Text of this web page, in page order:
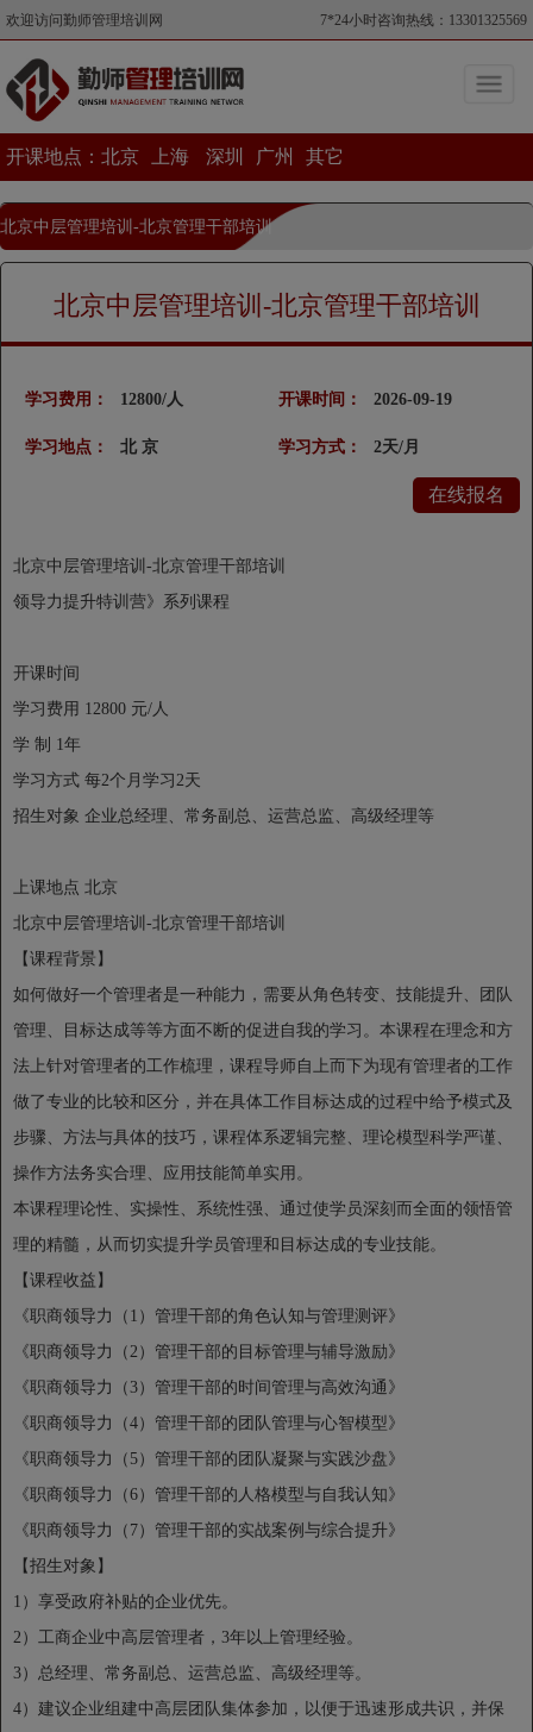
欢迎访问勤师管理培训网 7*24小时咨询热线：13301325569
开课地点： 北京 上海 深圳 广州 其它
北京中层管理培训-北京管理干部培训
北京中层管理培训-北京管理干部培训
学习费用： 12800/人
学习地点： 北 京
开课时间： 2026-09-19
学习方式： 2天/月
在线报名
北京中层管理培训-北京管理干部培训
领导力提升特训营》系列课程
开课时间
学习费用 12800 元/人
学 制 1年
学习方式 每2个月学习2天
招生对象 企业总经理、常务副总、运营总监、高级经理等
上课地点 北京
北京中层管理培训-北京管理干部培训
【课程背景】
如何做好一个管理者是一种能力，需要从角色转变、技能提升、团队
管理、目标达成等等方面不断的促进自我的学习。本课程在理念和方
法上针对管理者的工作梳理，课程导师自上而下为现有管理者的工作
做了专业的比较和区分，并在具体工作目标达成的过程中给予模式及
步骤、方法与具体的技巧，课程体系逻辑完整、理论模型科学严谨、
操作方法务实合理、应用技能简单实用。
本课程理论性、实操性、系统性强、通过使学员深刻而全面的领悟管
理的精髓，从而切实提升学员管理和目标达成的专业技能。
【课程收益】
《职商领导力（1）管理干部的角色认知与管理测评》
《职商领导力（2）管理干部的目标管理与辅导激励》
《职商领导力（3）管理干部的时间管理与高效沟通》
《职商领导力（4）管理干部的团队管理与心智模型》
《职商领导力（5）管理干部的团队凝聚与实践沙盘》
《职商领导力（6）管理干部的人格模型与自我认知》
《职商领导力（7）管理干部的实战案例与综合提升》
【招生对象】
1）享受政府补贴的企业优先。
2）工商企业中高层管理者，3年以上管理经验。
3）总经理、常务副总、运营总监、高级经理等。
4）建议企业组建中高层团队集体参加，以便于迅速形成共识，并保